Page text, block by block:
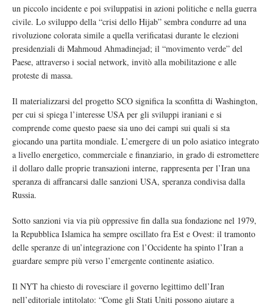
un piccolo incidente e poi sviluppatisi in azioni politiche e nella guerra
civile. Lo sviluppo della “crisi dello Hijab” sembra condurre ad una
rivoluzione colorata simile a quella verificatasi durante le elezioni
presidenziali di Mahmoud Ahmadinejad; il “movimento verde” del
Paese, attraverso i social network, invitò alla mobilitazione e alle
proteste di massa.
Il materializzarsi del progetto SCO significa la sconfitta di Washington,
per cui si spiega l’interesse USA per gli sviluppi iraniani e si
comprende come questo paese sia uno dei campi sui quali si sta
giocando una partita mondiale. L’emergere di un polo asiatico integrato
a livello energetico, commerciale e finanziario, in grado di estromettere
il dollaro dalle proprie transazioni interne, rappresenta per l’Iran una
speranza di affrancarsi dalle sanzioni USA, speranza condivisa dalla
Russia.
Sotto sanzioni via via più oppressive fin dalla sua fondazione nel 1979,
la Repubblica Islamica ha sempre oscillato fra Est e Ovest: il tramonto
delle speranze di un’integrazione con l’Occidente ha spinto l’Iran a
guardare sempre più verso l’emergente continente asiatico.
Il NYT ha chiesto di rovesciare il governo legittimo dell’Iran
nell’editoriale intitolato: “Come gli Stati Uniti possono aiutare a